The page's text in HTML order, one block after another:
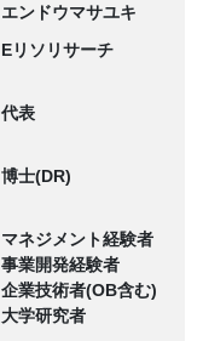
エンドウマサユキ
Eリソリサーチ
代表
博士(DR)
マネジメント経験者
事業開発経験者
企業技術者(OB含む)
大学研究者